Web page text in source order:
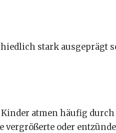
stark ausgeprägt
atmen häufig durch
vergrößerte oder